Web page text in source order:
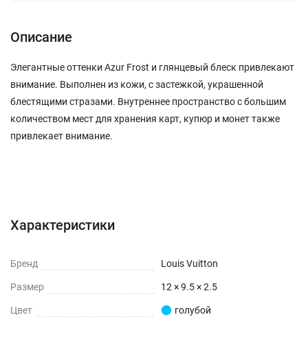
Описание
Элегантные оттенки Azur Frost и глянцевый блеск привлекают
внимание. Выполнен из кожи, с застежкой, украшенной
блестящими стразами. Внутреннее пространство с большим
количеством мест для хранения карт, купюр и монет также
привлекает внимание.
Характеристики
Бренд Louis Vuitton
Размер 12 × 9.5 × 2.5
Цвет голубой